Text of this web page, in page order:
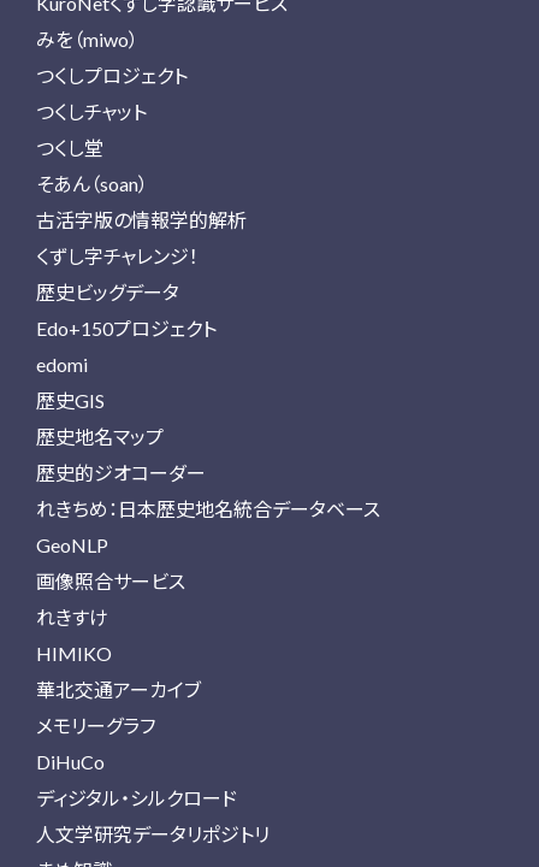
みを（miwo）
つくしプロジェクト
つくしチャット
つくし堂
そあん（soan）
古活字版の情報学的解析
くずし字チャレンジ！
歴史ビッグデータ
Edo+150プロジェクト
edomi
歴史GIS
歴史地名マップ
歴史的ジオコーダー
れきちめ：日本歴史地名統合データベース
GeoNLP
画像照合サービス
れきすけ
HIMIKO
華北交通アーカイブ
メモリーグラフ
DiHuCo
ディジタル・シルクロード
人文学研究データリポジトリ